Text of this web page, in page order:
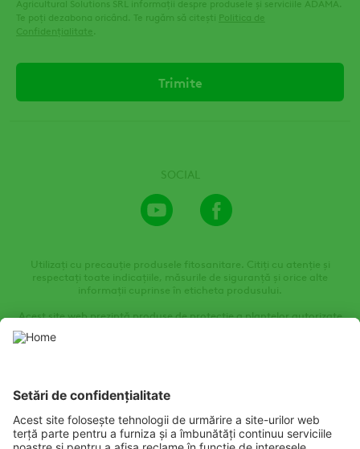
Te poți dezabona oricând. Te rugăm să citești Politica de
Confidențialitate
SOCIAL
Youtube
Channel
Utilizați cu precauție produsele fitosanitare. Citiți cu atenție și
respectați toate indicațiile, măsurile de siguranță și orice alte
informații cuprinse în eticheta produsului.
Acest site web prezintă produse de protecție a plantelor autorizate
de autoritățile locale de protecție a plantelor. Utilizați produsele de
protecție a plantelor cu precauție. Citiți întotdeauna eticheta și
produsului.